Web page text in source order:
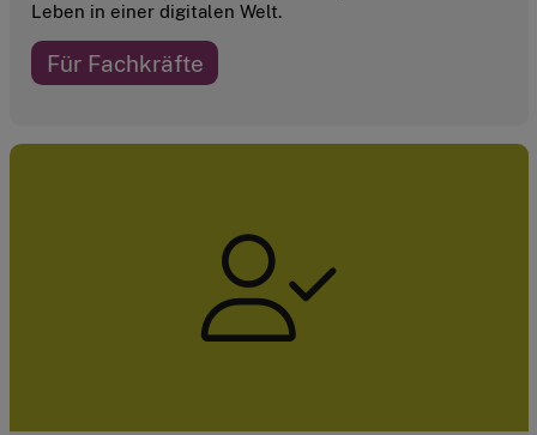
Leben in einer digitalen Welt.
Für Fachkräfte